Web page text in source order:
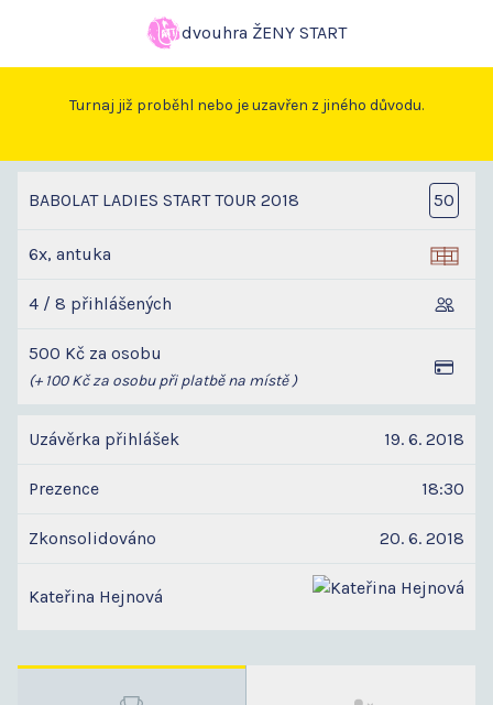
dvouhra ŽENY START
Turnaj již proběhl nebo je uzavřen z jiného důvodu.
BABOLAT LADIES START TOUR 2018 50
6x, antuka
4 / 8 přihlášených
500 Kč za osobu
(+ 100 Kč za osobu při platbě na místě )
Uzávěrka přihlášek 19. 6. 2018
Prezence 18:30
Zkonsolidováno 20. 6. 2018
Kateřina Hejnová